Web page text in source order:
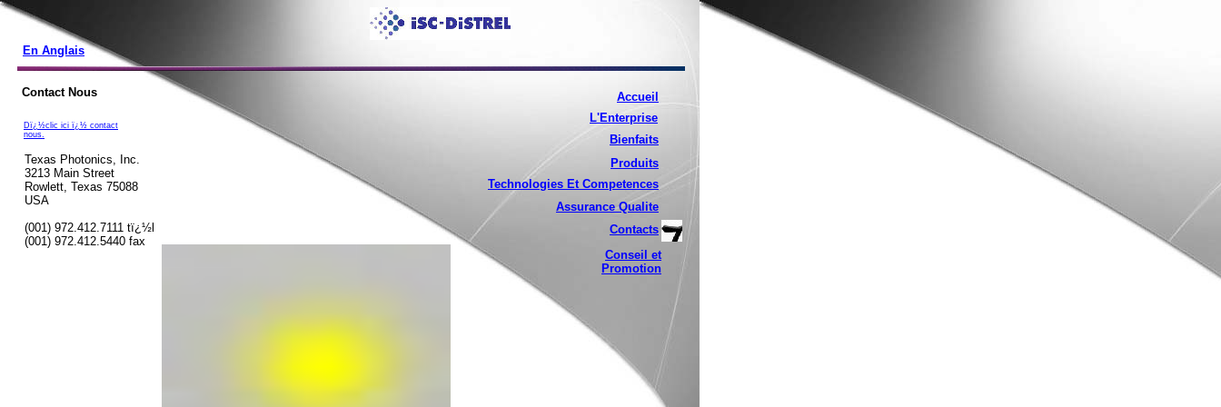
En Anglais
Contact Nous
Texas Photonics, Inc.
3213 Main Street
Rowlett, Texas 75088
USA
(001) 972.412.7111 tï¿½l
(001) 972.412.5440 fax
Dï¿½clic ici ï¿½ contact
nous.
L'Enterprise
Bienfaits
Assurance Qualite
Technologies Et Competences
Accueil
Produits
Contacts
Conseil et
Promotion